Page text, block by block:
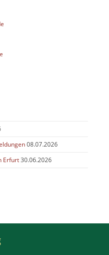
08.07.2026
Erfurt 30.06.2026